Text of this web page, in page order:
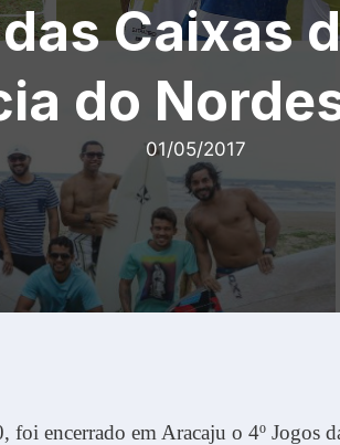
Caixas
do
01/05/2017
foi encerrado em Aracaju o 4º Jogos